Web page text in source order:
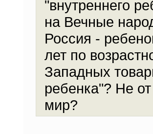
"внутреннего
на Вечные
Россия -
лет по
Западных
ребенка"? Не
мир?